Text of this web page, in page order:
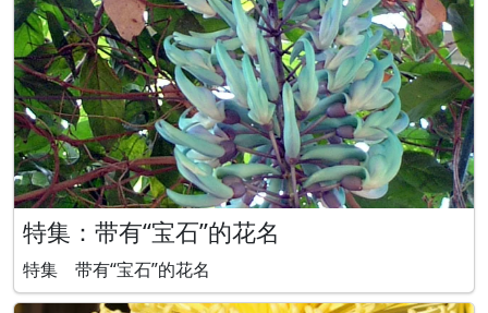
特集：带有“宝石”的花名
特集 带有“宝石”的花名